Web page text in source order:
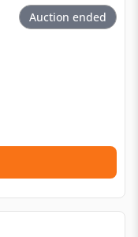
Auction ended